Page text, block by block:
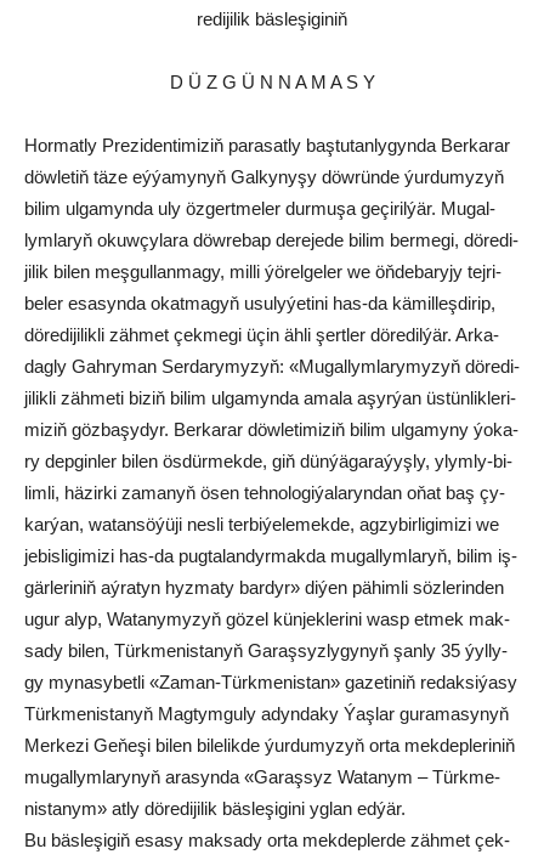
re­di­ji­lik bäs­le­şi­gi­niň
D Ü Z G Ü N N A M A S Y
Hor­mat­ly Pre­zi­den­ti­mi­ziň pa­ra­sat­ly baş­tu­tan­ly­gyn­da Ber­ka­rar
döw­le­tiň tä­ze eý­ýa­my­nyň Gal­ky­ny­şy döw­rün­de ýur­du­my­zyň
bi­lim ul­ga­myn­da uly öz­gert­me­ler dur­mu­şa ge­çi­ril­ýär. Mu­gal­
lym­la­ryň okuw­çy­la­ra döw­re­bap de­re­je­de bi­lim ber­me­gi, dö­re­di­
ji­lik bi­len meş­gul­lan­ma­gy, mil­li ýö­rel­ge­ler we öň­de­ba­ry­jy tej­ri­
be­ler esa­syn­da okat­ma­gyň usu­ly­ýe­ti­ni has-da kä­mil­leş­di­rip,
dö­re­di­ji­lik­li zäh­met çek­me­gi üçin äh­li şert­ler dö­re­dil­ýär. Ar­ka­
dag­ly Gah­ry­man Ser­da­ry­my­zyň: «Mu­gal­lym­la­ry­my­zyň dö­re­di­
ji­lik­li zäh­me­ti bi­ziň bi­lim ul­ga­myn­da ama­la aşyr­ýan üs­tün­lik­le­ri­
mi­ziň göz­ba­şy­dyr. Ber­ka­rar döw­le­ti­mi­ziň bi­lim ul­ga­my­ny ýo­ka­
ry dep­gin­ler bi­len ös­dür­mek­de, giň dün­ýä­ga­ra­ýyş­ly, ylym­ly-bi­
lim­li, hä­zir­ki za­ma­nyň ösen teh­no­lo­gi­ýa­la­ryn­dan oňat baş çy­
kar­ýan, wa­tan­sö­ýü­ji nes­li ter­bi­ýe­le­mek­de, ag­zy­bir­li­gi­mi­zi we
je­bis­li­gi­mi­zi has-da pug­ta­lan­dyr­mak­da mu­gal­lym­la­ryň, bi­lim iş­
gär­le­ri­niň aý­ra­tyn hyz­ma­ty bar­dyr» di­ýen pä­him­li söz­le­rin­den
ugur alyp, Wa­ta­ny­my­zyň gö­zel kün­jek­le­ri­ni wasp et­mek mak­
sa­dy bi­len, Türk­me­nis­ta­nyň Ga­raş­syz­ly­gy­nyň şan­ly 35 ýyl­ly­
gy my­na­sy­bet­li «Za­man-Türk­me­nis­tan» ga­ze­ti­niň re­dak­si­ýa­sy
Türk­me­nis­ta­nyň Mag­tym­gu­ly adyn­da­ky Ýaş­lar gu­ra­ma­sy­nyň
Mer­ke­zi Ge­ňe­şi bi­len bi­le­lik­de ýur­du­my­zyň or­ta mek­dep­le­ri­niň
mu­gal­lym­la­ry­nyň ara­syn­da «Ga­raş­syz Wa­ta­nym – Türk­me­
nis­ta­nym» at­ly dö­re­di­ji­lik bäs­le­şi­gi­ni yg­lan ed­ýär.
Bu bäs­le­şi­giň esa­sy mak­sa­dy or­ta mek­dep­ler­de zäh­met çek­